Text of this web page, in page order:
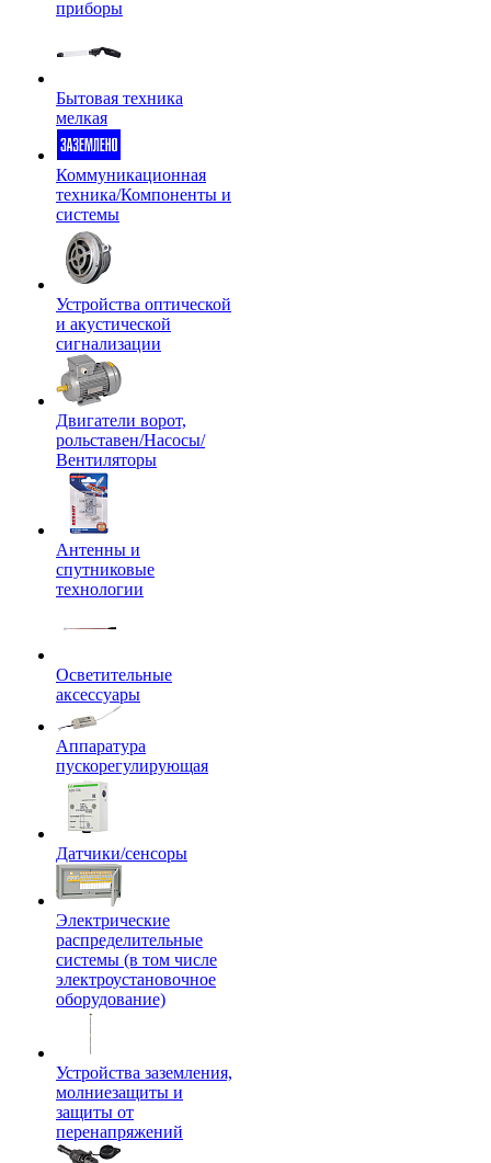
приборы
Бытовая техника
мелкая
Коммуникационная
техника/Компоненты и
системы
Устройства оптической
и акустической
сигнализации
Двигатели ворот,
рольставен/Насосы/
Вентиляторы
Антенны и
спутниковые
технологии
Осветительные
аксессуары
Аппаратура
пускорегулирующая
Датчики/сенсоры
Электрические
распределительные
системы (в том числе
электроустановочное
оборудование)
Устройства заземления,
молниезащиты и
защиты от
перенапряжений